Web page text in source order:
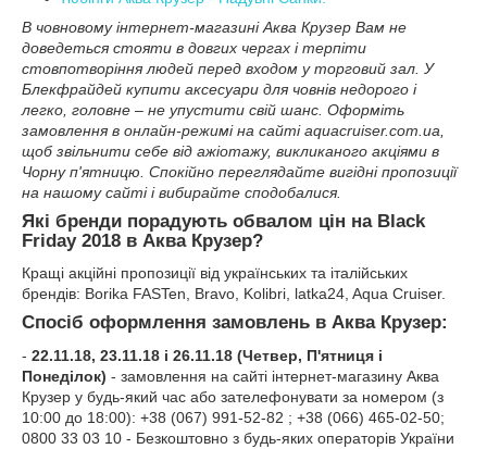
В човновому інтернет-магазині Аква Крузер Вам не
доведеться стояти в довгих чергах і терпіти
стовпотворіння людей перед входом у торговий зал. У
Блекфрайдей купити аксесуари для човнів недорого і
легко, головне – не упустити свій шанс. Оформіть
замовлення в онлайн-режимі на сайті aquacruiser.com.ua,
щоб звільнити себе від ажіотажу, викликаного акціями в
Чорну п'ятницю. Спокійно переглядайте вигідні пропозиції
на нашому сайті і вибирайте сподобалися.
Які бренди порадують обвалом цін на Black
Friday 2018 в Аква Крузер?
Кращі акційні пропозиції від українських та італійських
брендів: Borika FASTen, Bravo, Kolibri, latka24, Aqua Cruiser.
Спосіб оформлення замовлень в Аква Крузер:
- 22.11.18, 23.11.18 і 26.11.18 (Четвер, П'ятниця і
Понеділок) - замовлення на сайті інтернет-магазину Аква
Крузер у будь-який час або зателефонувати за номером (з
10:00 до 18:00): +38 (067) 991-52-82 ; +38 (066) 465-02-50;
0800 33 03 10 - Безкоштовно з будь-яких операторів України